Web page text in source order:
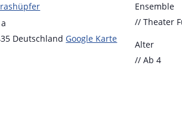
Deutschland Google Karte
Ensemble
// Theater
Alter
// Ab 4